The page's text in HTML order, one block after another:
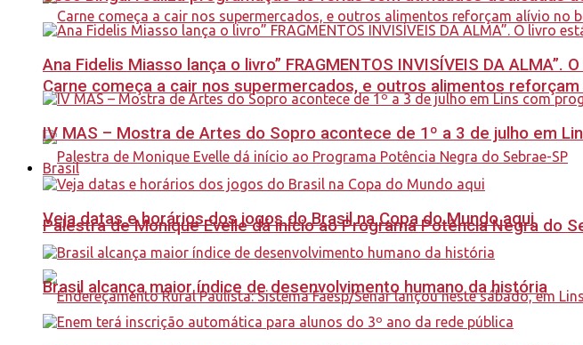
Carne começa a cair nos supermercados, e outros alimentos
Palestra de Monique Evelle dá início ao Programa Potência Negra do
Ana Fidelis Miasso lança o livro” FRAGMENTOS INVISÍVEIS DA
IV MAS – Mostra de Artes do Sopro acontece de 1º a 3 de julho em
Brasil
Veja datas e horários dos jogos do Brasil na Copa do Mundo aqui
Brasil alcança maior índice de desenvolvimento humano da história